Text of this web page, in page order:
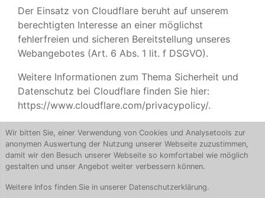
Der Einsatz von Cloudflare beruht auf unserem
berechtigten Interesse an einer möglichst
fehlerfreien und sicheren Bereitstellung unseres
Webangebotes (Art. 6 Abs. 1 lit. f DSGVO).
Weitere Informationen zum Thema Sicherheit und
Datenschutz bei Cloudflare finden Sie hier:
https://www.cloudflare.com/privacypolicy/.
Wir bitten Sie, einer Verwendung von Cookies und Analysetools zur
anonymen Auswertung der Nutzung unserer Webseite zuzustimmen,
damit wir den Besuch unserer Webseite so komfortabel wie möglich
gestalten und unser Angebot weiter verbessern können.
Weitere Infos finden Sie in unserer Datenschutzerklärung.